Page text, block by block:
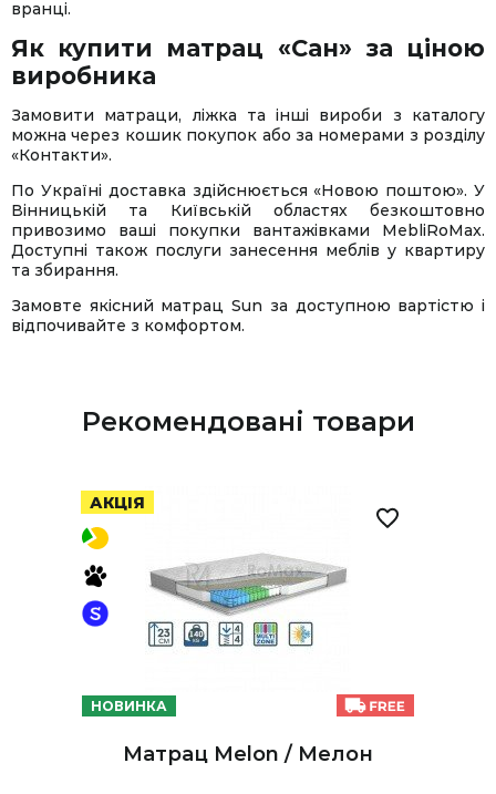
вранці.
Як купити матрац «Сан» за ціною
виробника
Замовити матраци, ліжка та інші вироби з каталогу
можна через кошик покупок або за номерами з розділу
«Контакти».
По Україні доставка здійснюється «Новою поштою». У
Вінницькій та Київській областях безкоштовно
привозимо ваші покупки вантажівками MebliRoMax.
Доступні також послуги занесення меблів у квартиру
та збирання.
Замовте якісний матрац Sun за доступною вартістю і
відпочивайте з комфортом.
Рекомендовані товари
АКЦІЯ
НОВИНКА
Матрац Melon / Мелон